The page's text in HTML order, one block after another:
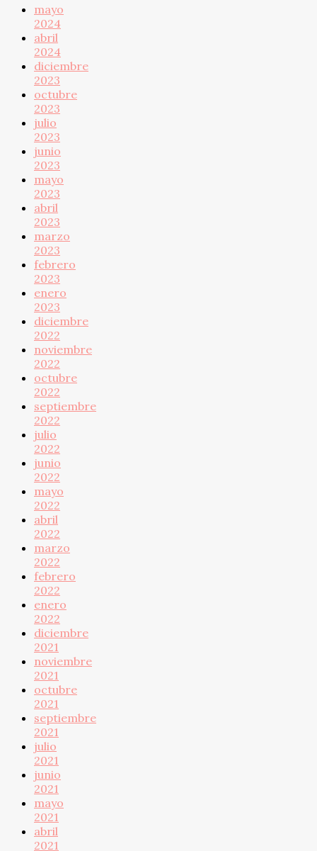
mayo
2024
abril
2024
diciembre
2023
octubre
2023
julio
2023
junio
2023
mayo
2023
abril
2023
marzo
2023
febrero
2023
enero
2023
diciembre
2022
noviembre
2022
octubre
2022
septiembre
2022
julio
2022
junio
2022
mayo
2022
abril
2022
marzo
2022
febrero
2022
enero
2022
diciembre
2021
noviembre
2021
octubre
2021
septiembre
2021
julio
2021
junio
2021
mayo
2021
abril
2021